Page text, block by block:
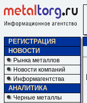
РЕГИСТРАЦИЯ
НОВОСТИ
Рынка металлов
Новости компаний
Информагентства
АНАЛИТИКА
Черные металлы